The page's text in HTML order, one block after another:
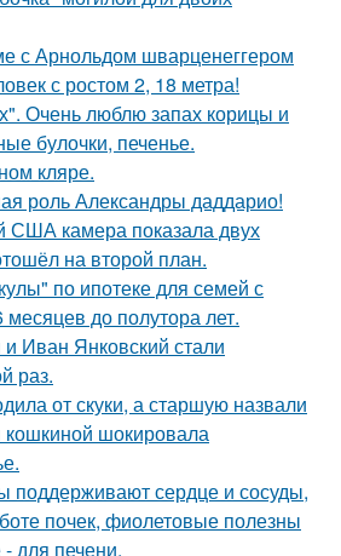
с Арнольдом шварценеггером
с ростом 2, 18 метра!
Очень люблю запах корицы и
булочки, печенье.
кляре.
роль Александры даддарио!
США камера показала двух
на второй план.
по ипотеке для семей с
до полутора лет.
Иван Янковский стали
раз.
от скуки, а старшую назвали
кошкиной шокировала
поддерживают сердце и сосуды,
почек, фиолетовые полезны
для печени.